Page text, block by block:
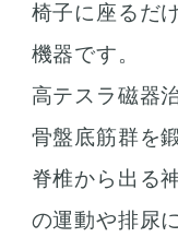
椅子に座るだ
機器です。
高テスラ磁器
骨盤底筋群を
脊椎から出る
の運動や排尿